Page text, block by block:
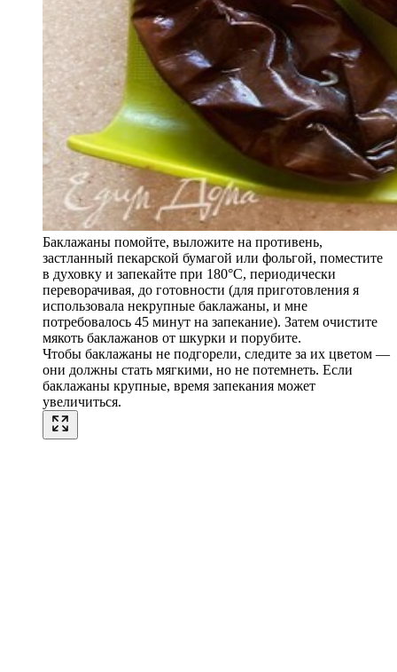
Баклажаны помойте, выложите на противень,
застланный пекарской бумагой или фольгой, поместите
в духовку и запекайте при 180°C, периодически
переворачивая, до готовности (для приготовления я
использовала некрупные баклажаны, и мне
потребовалось 45 минут на запекание). Затем очистите
мякоть баклажанов от шкурки и порубите.
Чтобы баклажаны не подгорели, следите за их цветом —
они должны стать мягкими, но не потемнеть. Если
баклажаны крупные, время запекания может
увеличиться.